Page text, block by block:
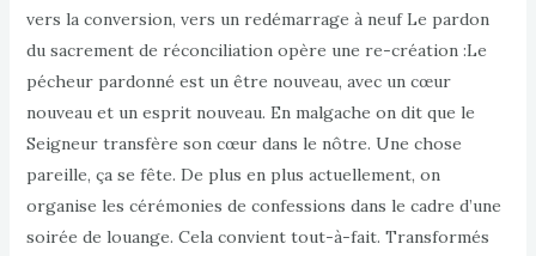
vers la conversion, vers un redémarrage à neuf Le pardon
du sacrement de réconciliation opère une re-création :Le
pécheur pardonné est un être nouveau, avec un cœur
nouveau et un esprit nouveau. En malgache on dit que le
Seigneur transfère son cœur dans le nôtre. Une chose
pareille, ça se fête. De plus en plus actuellement, on
organise les cérémonies de confessions dans le cadre d’une
soirée de louange. Cela convient tout-à-fait. Transformés